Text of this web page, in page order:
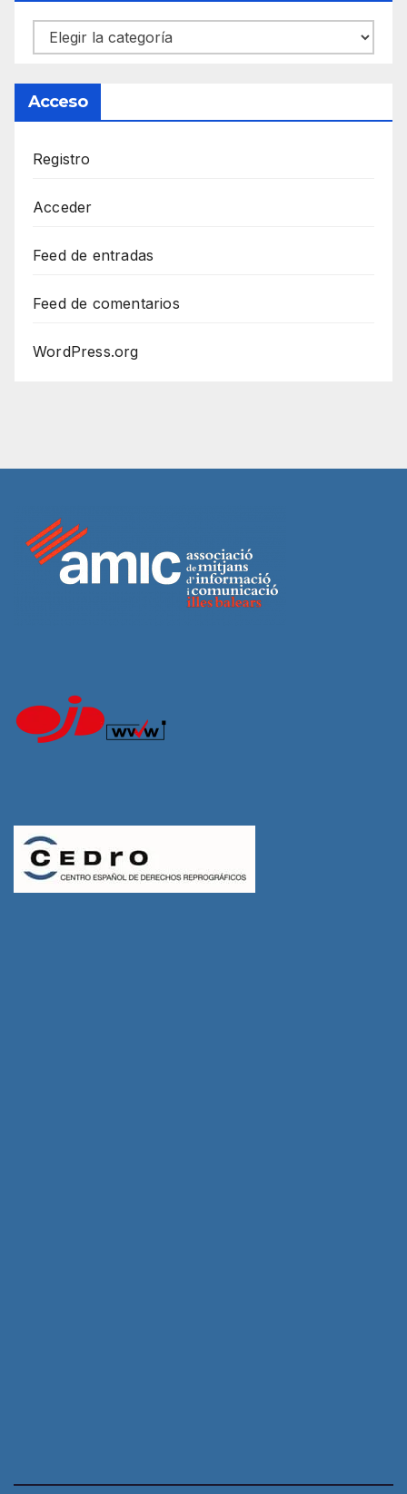
Categorías
Acceso
Registro
Acceder
Feed de entradas
Feed de comentarios
WordPress.org